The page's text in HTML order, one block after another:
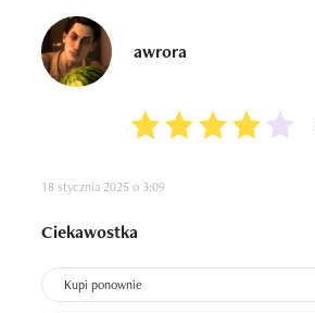
awrora
18 stycznia 2025 o 3:09
Ciekawostka
Kupi ponownie